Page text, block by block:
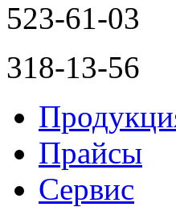
523-61-03
318-13-56
Прайсы
Сервис